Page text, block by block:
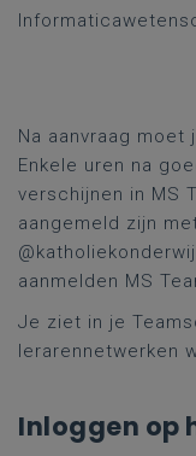
Na aanvraag
Enkele uren na
verschijnen in MS
aangemeld zijn
aanmelden MS
Je ziet in je
lerarennetwerken
Inloggen op